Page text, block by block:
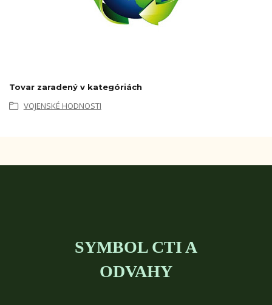
Tovar zaradený v kategóriách
VOJENSKÉ HODNOSTI
SYMBOL CTI A
ODVAHY